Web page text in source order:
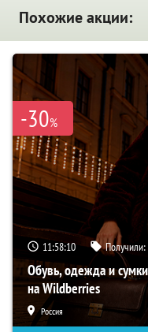
Похожие акции:
-30%
11:58:09 Получили:
Обувь, одежда и
на Wildberries
Россия